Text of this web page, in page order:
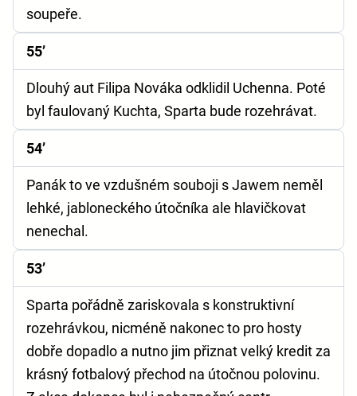
soupeře.
55’
Dlouhý aut Filipa Nováka odklidil Uchenna. Poté
byl faulovaný Kuchta, Sparta bude rozehrávat.
54’
Panák to ve vzdušném souboji s Jawem neměl
lehké, jabloneckého útočníka ale hlavičkovat
nenechal.
53’
Sparta pořádně zariskovala s konstruktivní
rozehrávkou, nicméně nakonec to pro hosty
dobře dopadlo a nutno jim přiznat velký kredit za
krásný fotbalový přechod na útočnou polovinu.